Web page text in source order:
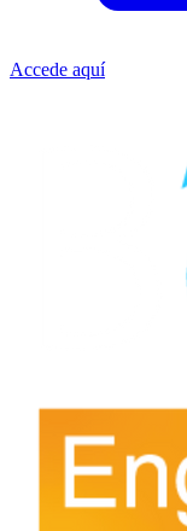
Accede aquí